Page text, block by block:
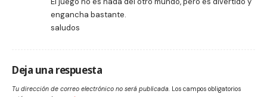
engancha bastante.
saludos
Deja una respuesta
Tu dirección de correo electrónico no será publicada. Los campos obligatorios